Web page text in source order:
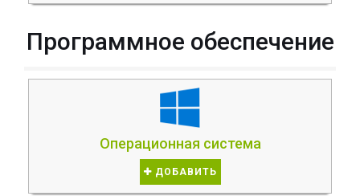
Программное обеспечение
Операционная система
ДОБАВИТЬ